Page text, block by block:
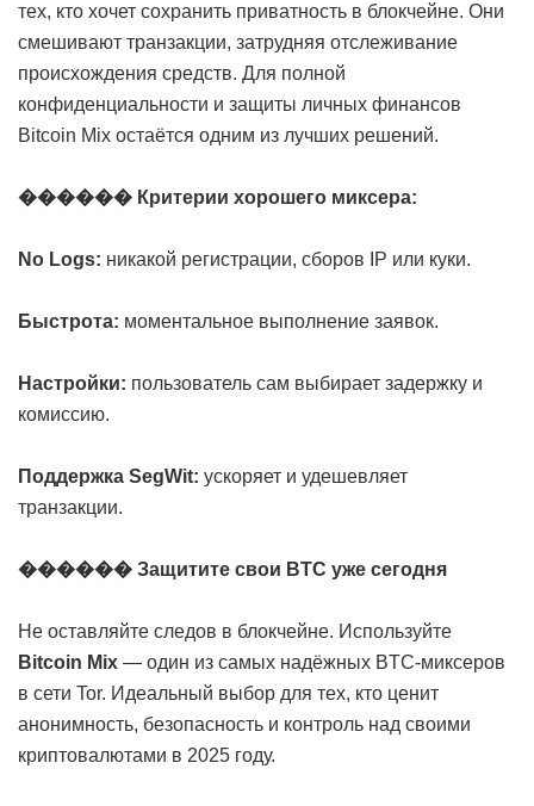
тех, кто хочет сохранить приватность в блокчейне. Они
смешивают транзакции, затрудняя отслеживание
происхождения средств. Для полной
конфиденциальности и защиты личных финансов
Bitcoin Mix остаётся одним из лучших решений.
������ Критерии хорошего миксера:
No Logs: никакой регистрации, сборов IP или куки.
Быстрота: моментальное выполнение заявок.
Настройки: пользователь сам выбирает задержку и
комиссию.
Поддержка SegWit: ускоряет и удешевляет
транзакции.
������ Защитите свои BTC уже сегодня
Не оставляйте следов в блокчейне. Используйте
Bitcoin Mix — один из самых надёжных BTC-миксеров
в сети Tor. Идеальный выбор для тех, кто ценит
анонимность, безопасность и контроль над своими
криптовалютами в 2025 году.